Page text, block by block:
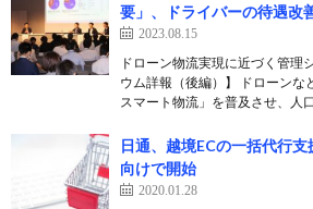
要」、ドライバーの待遇改
2023.08.15
ドローン物流実現に近づく管理
ウム詳報（後編）】 ドローンな
スマート物流」を普及させ、人
日通、越境ECの一括代行
向けで開始
2020.01.28